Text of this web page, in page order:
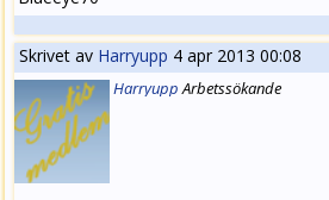
Skrivet av Harryupp 4 apr 2013 00:08
Harryupp Arbetssökande